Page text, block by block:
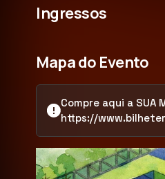
Ingressos
Mapa do Evento
Compre aqui a SUA
https://